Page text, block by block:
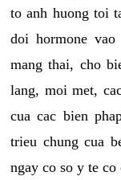
to anh huong toi
doi hormone
mang thai, cho
lang, moi met,
cua cac bien
trieu chung cua
ngay co so y te